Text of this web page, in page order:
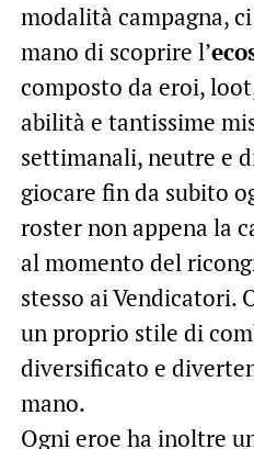
modalità campagna,
mano di scoprire l’
composto da eroi,
abilità e tantissime
settimanali, neutre e
giocare fin da subito
roster non appena la
al momento del
stesso ai Vendicatori.
un proprio stile di
diversificato e
mano.
Ogni eroe ha inoltre